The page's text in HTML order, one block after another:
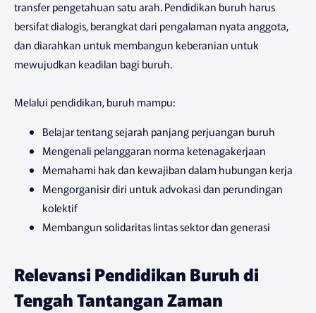
transfer pengetahuan satu arah. Pendidikan buruh harus
bersifat dialogis, berangkat dari pengalaman nyata anggota,
dan diarahkan untuk membangun keberanian untuk
mewujudkan keadilan bagi buruh.
Melalui pendidikan, buruh mampu:
Belajar tentang sejarah panjang perjuangan buruh
Mengenali pelanggaran norma ketenagakerjaan
Memahami hak dan kewajiban dalam hubungan kerja
Mengorganisir diri untuk advokasi dan perundingan
kolektif
Membangun solidaritas lintas sektor dan generasi
Relevansi Pendidikan Buruh di
Tengah Tantangan Zaman